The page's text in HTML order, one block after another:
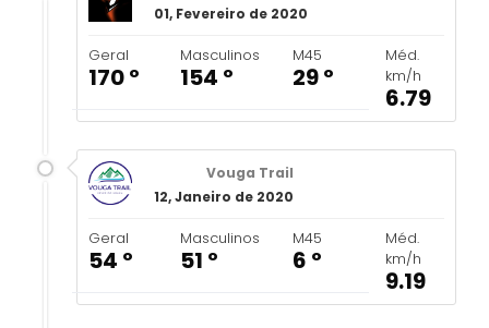
01, Fevereiro de 2020
Geral
170 º
Masculinos
154 º
M45
29 º
Méd.
km/h
6.79
Vouga Trail
12, Janeiro de 2020
Geral
54 º
Masculinos
51 º
M45
6 º
Méd.
km/h
9.19